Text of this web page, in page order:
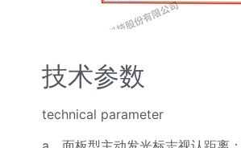
技术参数
technical parameter